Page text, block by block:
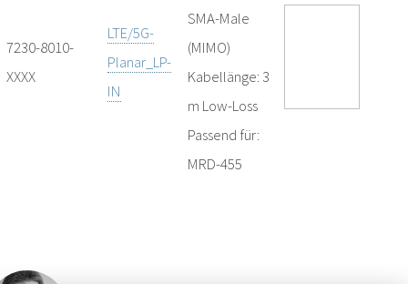
7230-8010-
XXXX
LTE/5G-
Planar_LP-
IN
SMA-Male
(MIMO)
Kabellänge: 3
m Low-Loss
Passend für:
MRD-455